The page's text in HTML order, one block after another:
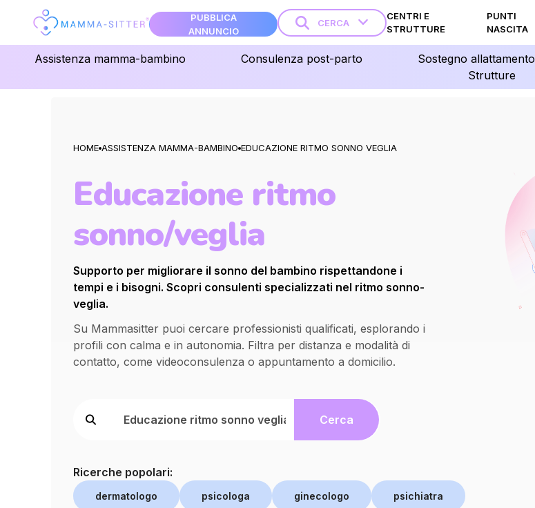
PUBBLICA
ANNUNCIO
CERCA
CENTRI E
STRUTTURE
PUNTI
NASCITA
Assistenza mamma-bambino Consulenza post-parto Sostegno allattamento
Strutture
HOME ASSISTENZA MAMMA-BAMBINO EDUCAZIONE RITMO SONNO VEGLIA
Educazione ritmo
sonno/veglia
Supporto per migliorare il sonno del bambino rispettandone i
tempi e i bisogni. Scopri consulenti specializzati nel ritmo sonno-
veglia.
Su Mammasitter puoi cercare professionisti qualificati, esplorando i
profili con calma e in autonomia. Filtra per distanza e modalità di
contatto, come videoconsulenza o appuntamento a domicilio.
Cerca
Ricerche popolari:
dermatologo psicologa ginecologo psichiatra